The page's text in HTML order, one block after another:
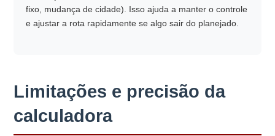
fixo, mudança de cidade). Isso ajuda a manter o controle
e ajustar a rota rapidamente se algo sair do planejado.
Limitações e precisão da
calculadora